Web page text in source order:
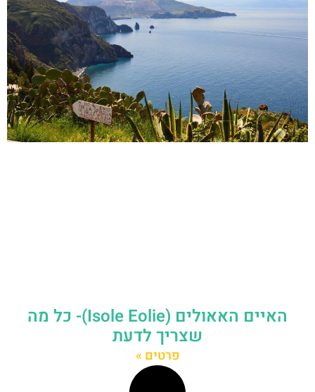
האיים האאולים (Isole Eolie)- כל מה
שצריך לדעת
פרטים »